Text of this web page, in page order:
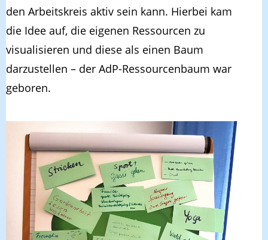
den Arbeitskreis aktiv sein kann. Hierbei kam
die Idee auf, die eigenen Ressourcen zu
visualisieren und diese als einen Baum
darzustellen – der AdP-Ressourcenbaum war
geboren.